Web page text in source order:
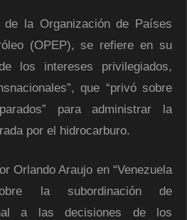
de la Organización de Países
(OPEP), se refiere en su
los intereses privilegiados,
que “privó sobre
para administrar la
por el hidrocarburo.
Orlando Araujo en “Venezuela
la subordinación de
a las decisiones de los